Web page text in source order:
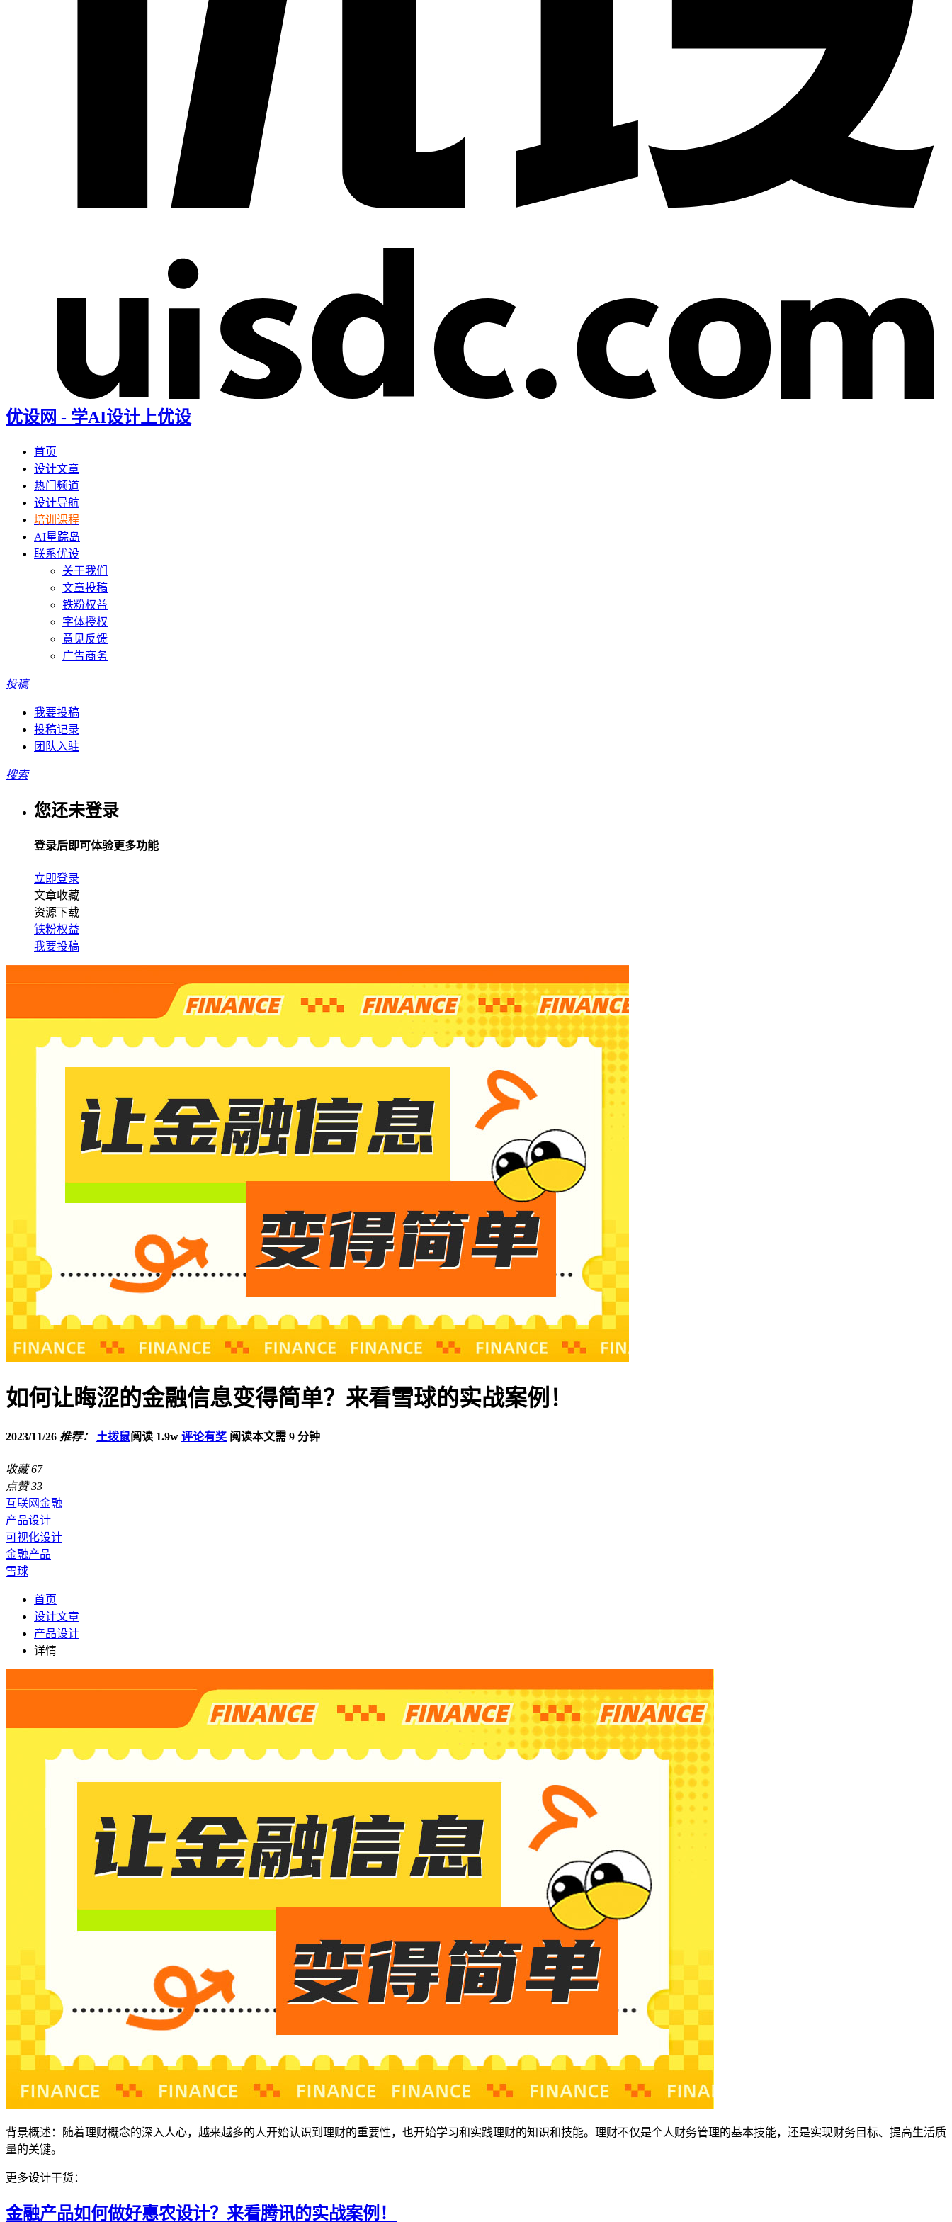
优设网 - 学AI设计上优设
首页
设计文章
热门频道
设计导航
培训课程
AI星踪岛
联系优设
关于我们
文章投稿
铁粉权益
字体授权
意见反馈
广告商务
投稿
我要投稿
投稿记录
团队入驻
搜索
您还未登录
登录后即可体验更多功能
立即登录
文章收藏
资源下载
铁粉权益
我要投稿
如何让晦涩的金融信息变得简单？来看雪球的实战案例！
2023/11/26 推荐： 土拨鼠阅读 1.9w 评论有奖 阅读本文需 9 分钟
收藏 67
点赞 33
互联网金融
产品设计
可视化设计
金融产品
雪球
首页
设计文章
产品设计
详情
背景概述：随着理财概念的深入人心，越来越多的人开始认识到理财的重要性，也开始学习和实践理财的知识和技能。理财不仅是个人财务管理的基本技能，还是实现财务目标、提高生活质
量的关键。
更多设计干货：
金融产品如何做好惠农设计？来看腾讯的实战案例！